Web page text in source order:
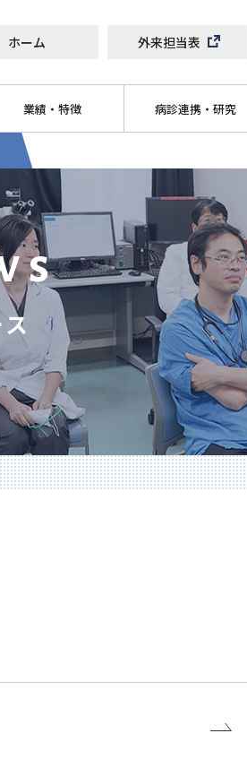
ホーム 外来担当表
業績・特徴
腎臓内科
膜透析
液透析
疾患並びに腎疾患に合併する疾患の再生
療等
病診連携・研究
CKD（診療連携パス）